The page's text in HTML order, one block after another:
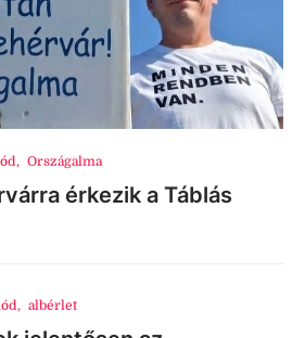
, Országalma
érkezik a Táblás
, albérlet